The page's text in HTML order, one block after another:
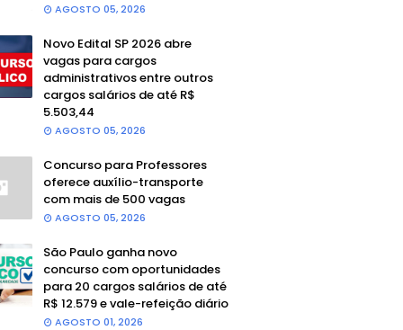
AGOSTO 05, 2026
Novo Edital SP 2026 abre
vagas para cargos
administrativos entre outros
cargos salários de até R$
5.503,44
AGOSTO 05, 2026
Concurso para Professores
oferece auxílio-transporte
com mais de 500 vagas
AGOSTO 05, 2026
São Paulo ganha novo
concurso com oportunidades
para 20 cargos salários de até
R$ 12.579 e vale-refeição diário
AGOSTO 01, 2026